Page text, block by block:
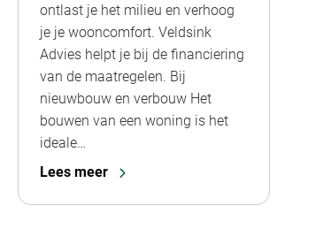
ontlast je het milieu en verhoog
je je wooncomfort. Veldsink
Advies helpt je bij de financiering
van de maatregelen. Bij
nieuwbouw en verbouw Het
bouwen van een woning is het
ideale…
Lees meer